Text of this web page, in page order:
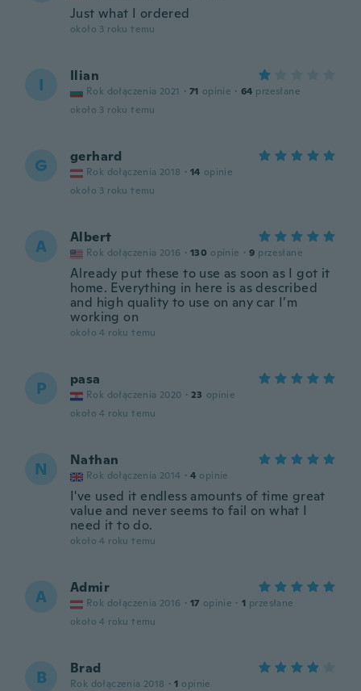
Just what I ordered
około 3 roku temu
I Ilian
Rok dołączenia 2021 · 71 opinie · 64 przesłane
około 3 roku temu
G gerhard
Rok dołączenia 2018 · 14 opinie
około 3 roku temu
A Albert
Rok dołączenia 2016 · 130 opinie · 9 przesłane
Already put these to use as soon as I got it
home. Everything in here is as described
and high quality to use on any car I’m
working on
około 4 roku temu
P pasa
Rok dołączenia 2020 · 23 opinie
około 4 roku temu
N Nathan
Rok dołączenia 2014 · 4 opinie
I've used it endless amounts of time great
value and never seems to fail on what I
need it to do.
około 4 roku temu
A Admir
Rok dołączenia 2016 · 17 opinie · 1 przesłane
około 4 roku temu
B Brad
Rok dołączenia 2018 · 1 opinie